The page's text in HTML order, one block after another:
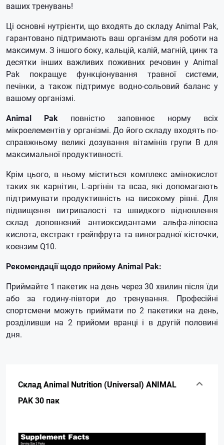
ваших тренувань!
Ці основні нутрієнти, що входять до складу Animal Pak,
гарантовано підтримають ваш організм для роботи на
максимум. З іншого боку, кальцій, калій, магній, цинк та
десятки інших важливих поживних речовин у Animal
Pak покращує функціонування травної системи,
печінки, а також підтримує водно-сольовий баланс у
вашому організмі.
Animal Pak повністю заповнює норму всіх
мікроелементів у організмі.До його складу входять по-
справжньому великі дозування вітамінів групи B для
максимальної продуктивності.
Крім цього, в ньому міститься комплекс амінокислот
таких як карнітин, L-аргінін та всаа, які допомагають
підтримувати продуктивність на високому рівні. Для
підвищення витривалості та швидкого відновлення
склад доповнений антиоксидантами альфа-ліпоєва
кислота, екстракт грейпфрута та виноградної кісточки,
коензим Q10.
Рекомендації щодо прийому Animal Pak:
Приймайте 1 пакетик на день через 30 хвилин після їди
або за годину-півтори до тренування. Професійні
спортсмени можуть приймати по 2 пакетики на день,
розділивши на 2 прийоми вранці і в другій половині
дня.
Склад Animal Nutrition (Universal) ANIMAL
PAK 30 пак